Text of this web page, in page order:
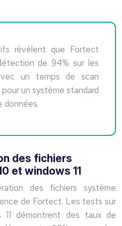
révèlent que Fortect
de 94% sur les
un temps de scan
un système standard
données.
des fichiers
et windows 11
des fichiers système
de Fortect. Les tests sur
11 démontrent des taux de